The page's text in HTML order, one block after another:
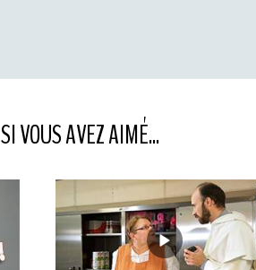
SI VOUS AVEZ AIMÉ...